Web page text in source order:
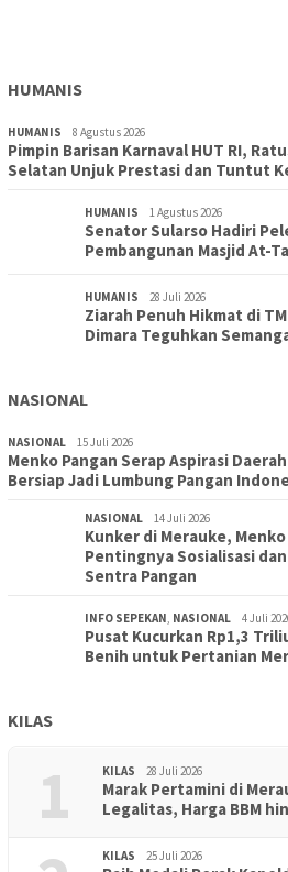
HUMANIS
HUMANIS 8 Agustus 2026
Pimpin Barisan Karnaval HUT RI,
Selatan Unjuk Prestasi dan Tuntut
HUMANIS 1 Agustus 2026
Senator Sularso Hadiri
Pembangunan Masjid At-
HUMANIS 28 Juli 2026
Ziarah Penuh Hikmat di
Dimara Teguhkan
NASIONAL
NASIONAL 15 Juli 2026
Menko Pangan Serap Aspirasi
Bersiap Jadi Lumbung Pangan
NASIONAL 14 Juli 2026
Kunker di Merauke,
Pentingnya Sosialisasi
Sentra Pangan
INFO SEPEKAN, NASIONAL 4 Juli
Pusat Kucurkan Rp1,3
Benih untuk Pertanian
KILAS
1 KILAS 28 Juli 2026
Marak Pertamini di
Legalitas, Harga BBM
KILAS 25 Juli 2026